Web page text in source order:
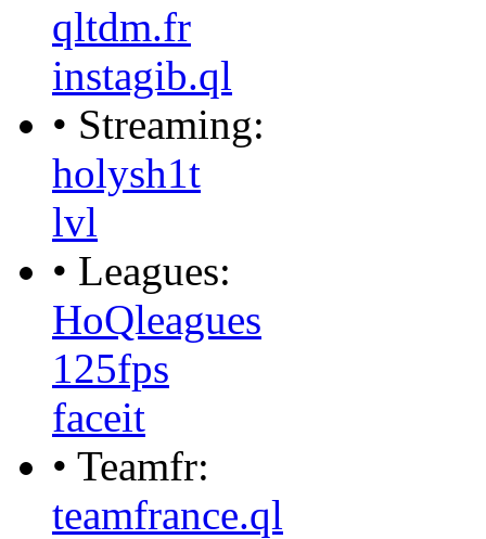
qltdm.fr
instagib.ql
• Streaming:
holysh1t
lvl
• Leagues:
HoQleagues
125fps
faceit
• Teamfr:
teamfrance.ql